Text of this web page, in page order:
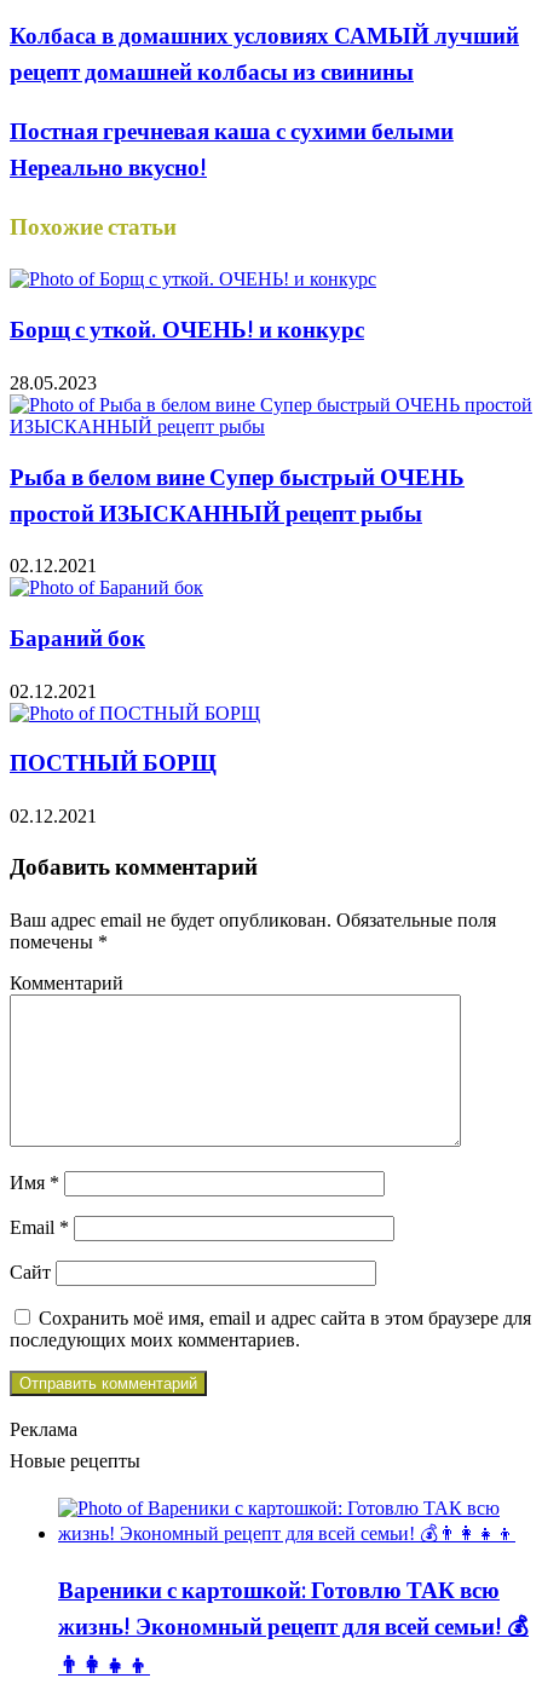
Колбаса в домашних условиях САМЫЙ лучший
рецепт домашней колбасы из свинины
Постная гречневая каша с сухими белыми
Нереально вкусно!
Похожие статьи
Борщ с уткой. ОЧЕНЬ! и конкурс
28.05.2023
Рыба в белом вине Супер быстрый ОЧЕНЬ
простой ИЗЫСКАННЫЙ рецепт рыбы
02.12.2021
Бараний бок
02.12.2021
ПОСТНЫЙ БОРЩ
02.12.2021
Добавить комментарий
Ваш адрес email не будет опубликован. Обязательные поля
помечены *
Комментарий
Имя *
Email *
Сайт
Сохранить моё имя, email и адрес сайта в этом браузере для
последующих моих комментариев.
Реклама
Новые рецепты
Вареники с картошкой: Готовлю ТАК всю
жизнь! Экономный рецепт для всей семьи! 💰
👨👩👧👦